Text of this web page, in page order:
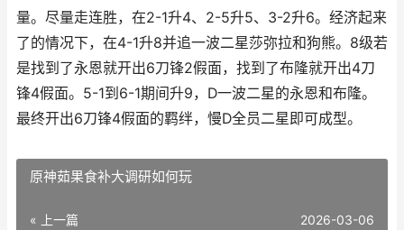
量。尽量走连胜，在2-1升4、2-5升5、3-2升6。经济起来
了的情况下，在4-1升8并追一波二星莎弥拉和狗熊。8级若
是找到了永恩就开出6刀锋2假面，找到了布隆就开出4刀
锋4假面。5-1到6-1期间升9，D一波二星的永恩和布隆。
最终开出6刀锋4假面的羁绊，慢D全员二星即可成型。
原神茹果食补大调研如何玩
« 上一篇 2026-03-06